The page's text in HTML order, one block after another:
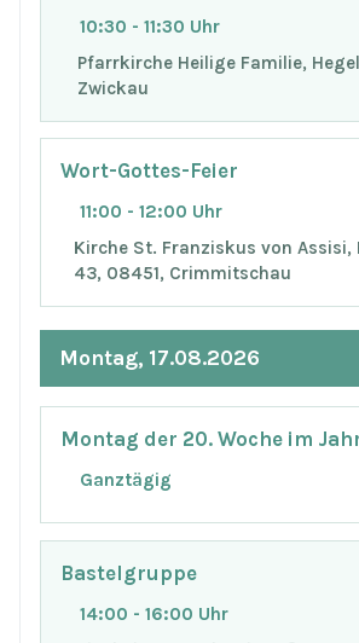
10:30 - 11:30 Uhr
Pfarrkirche Heilige Familie,
Zwickau
Wort-Gottes-Feier
11:00 - 12:00 Uhr
Kirche St. Franziskus von Assisi,
43, 08451, Crimmitschau
Montag, 17.08.2026
Montag der 20. Woche im
Ganztägig
Bastelgruppe
14:00 - 16:00 Uhr